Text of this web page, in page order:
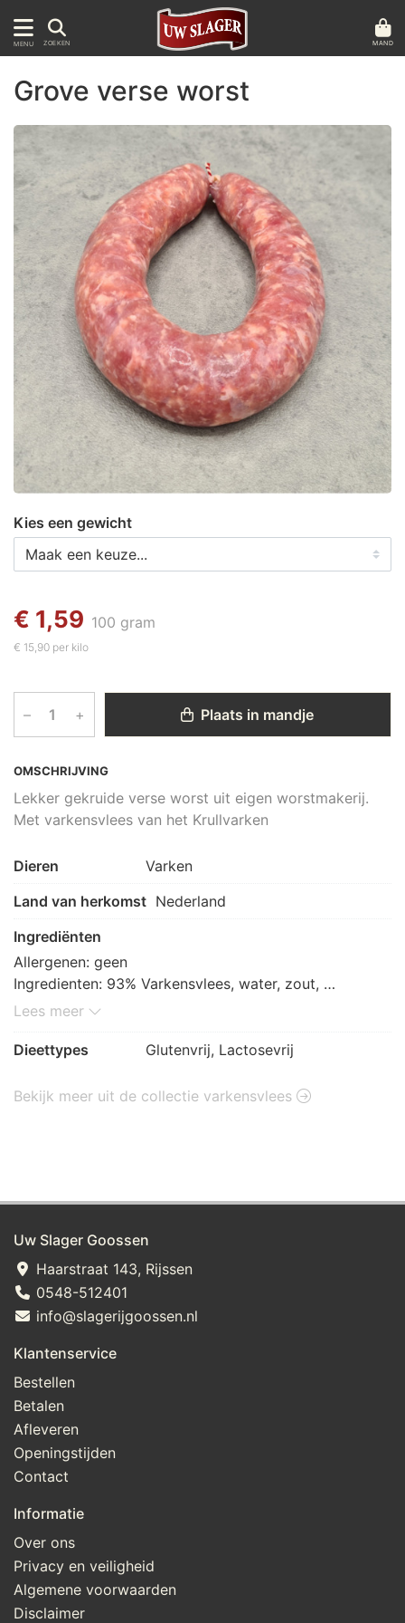
MENU ZOEKEN MAND
OMSCHRIJVING
Lekker gekruide verse worst uit eigen worstmakerij.
Met varkensvlees van het Krullvarken
Grove verse worst
Kies een gewicht
€ 1,59 100 gram
€ 15,90 per kilo
– + Plaats in mandje
Dieren
Varken
Land van herkomst Nederland
Ingrediënten
Allergenen: geen
Ingredienten: 93% Varkensvlees, water, zout,
aardappelzetmeel, paneermeel (rijstmeel,
zout, gist), fruitvezel, witte peper, koriander, natrium
kruidnagelaroma.
Lees meer
Dieettypes Glutenvrij, Lactosevrij
Bekijk meer uit de collectie varkensvlees
Uw Slager Goossen
Haarstraat 143, Rijssen
0548-512401
info@slagerijgoossen.nl
Klantenservice
Bestellen
Betalen
Afleveren
Openingstijden
Contact
Informatie
Over ons
Privacy en veiligheid
Algemene voorwaarden
Disclaimer